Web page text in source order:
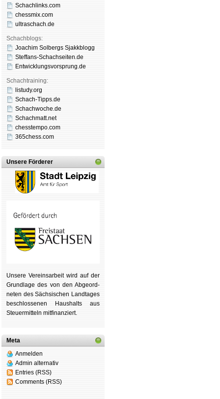
Schachlinks.com
chessmix.com
ultraschach.de
Schachblogs:
Joachim Solbergs Sjakkblogg
Steffans-Schachseiten.de
Entwicklungsvorsprung.de
Schachtraining:
listudy.org
Schach-Tipps.de
Schachwoche.de
Schachmatt.net
chesstempo.com
365chess.com
Unsere Förderer
Unsere Ver­eins­ar­beit wird auf der
Grund­lage des von den Ab­ge­ord­
ne­ten des Säch­si­schen Land­tages
be­schlos­se­nen Haus­halts aus
Steu­er­mitteln mit­fi­nan­ziert.
Meta
Anmelden
Admin alternativ
Entries (RSS)
Comments (RSS)